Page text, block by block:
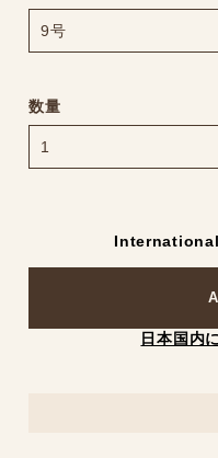
数量
日本国内